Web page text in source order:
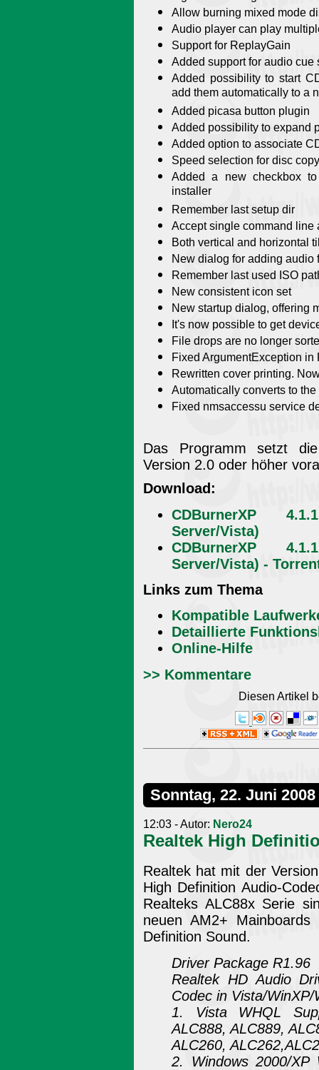
Allow burning mixed mode
Audio player can play
Support for ReplayGain
Added support for audio cue
Added possibility to start
add them automatically to a
Added picasa button plugin
Added possibility to expand
Added option to associate
Speed selection for disc copy
Added a new checkbox
installer
Remember last setup dir
Accept single command line
Both vertical and horizontal
New dialog for adding audio
Remember last used ISO
New consistent icon set
New startup dialog, offering
It's now possible to get
File drops are no longer
Fixed ArgumentException in
Rewritten cover printing.
Automatically converts to
Fixed nmsaccessu service
Das Programm setzt
Version 2.0 oder höher
Download:
CDBurnerXP
Server/Vista)
CDBurnerXP
Server/Vista) -
Links zum Thema
Kompatible
Detaillierte
Online-Hilfe
>> Kommentare
Diesen Artikel
Sonntag, 22. Juni 2008
12:03 - Autor: Nero24
Realtek High
Realtek hat mit der
High Definition Audio-
Realteks ALC88x Serie
neuen AM2+
Definition Sound.
Driver Package R1.96
Realtek HD Audio
Codec in Vista/
1. Vista WHQL
ALC888, ALC889,
ALC260,
2. Windows 2000/XP